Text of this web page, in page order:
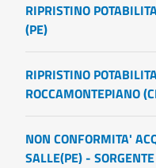
RIPRISTINO
(PE)
RIPRISTINO
ROCCAMONTEPIANO
NON CONFORMITA'
SALLE(PE) -